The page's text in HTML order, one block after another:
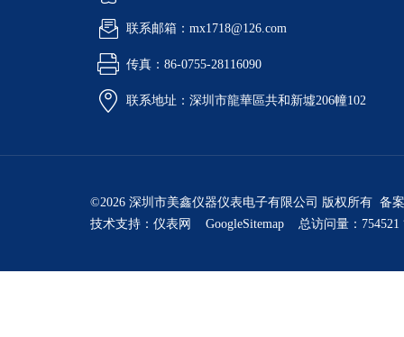
联系邮箱：mx1718@126.com
传真：86-0755-28116090
联系地址：深圳市龍華區共和新墟206幢102
©2026 深圳市美鑫仪器仪表电子有限公司 版权所有 备
技术支持： 仪表网 GoogleSitemap 总访问量：754521